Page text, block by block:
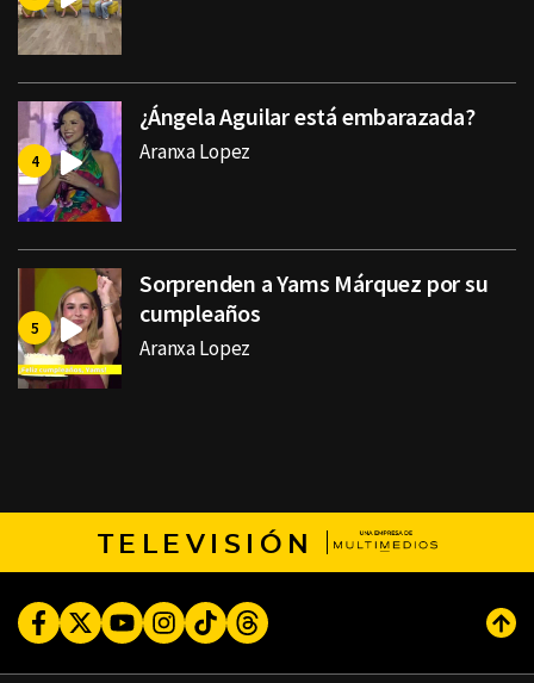
¿Ángela Aguilar está embarazada?
Aranxa Lopez
Sorprenden a Yams Márquez por su
cumpleaños
Aranxa Lopez
TELEVISIÓN
FacebookTwitterYoutubeInstagram
TikTokThreads